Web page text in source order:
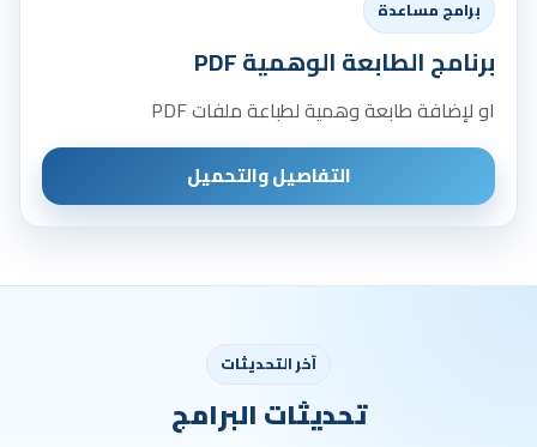
برامج مساعدة
برنامج الطابعة الوهمية PDF
او لإضافة طابعة وهمية لطباعة ملفات PDF
التفاصيل والتحميل
آخر التحديثات
تحديثات البرامج